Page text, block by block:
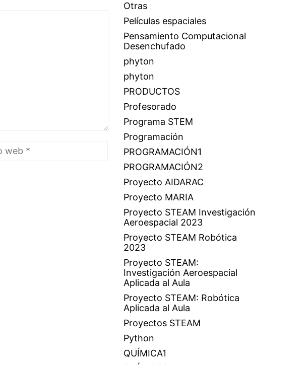
Otras
Películas espaciales
Pensamiento Computacional
Desenchufado
phyton
phyton
PRODUCTOS
Profesorado
Programa STEM
Programación
PROGRAMACIÓN1
PROGRAMACIÓN2
Proyecto AIDARAC
Proyecto MARIA
Proyecto STEAM Investigación
Aeroespacial 2023
Proyecto STEAM Robótica
2023
Proyecto STEAM:
Investigación Aeroespacial
Aplicada al Aula
Proyecto STEAM: Robótica
Aplicada al Aula
Proyectos STEAM
Python
QUÍMICA1